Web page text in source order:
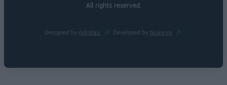
All rights reserved.
Designed by nikolas Developed by Nuevvo